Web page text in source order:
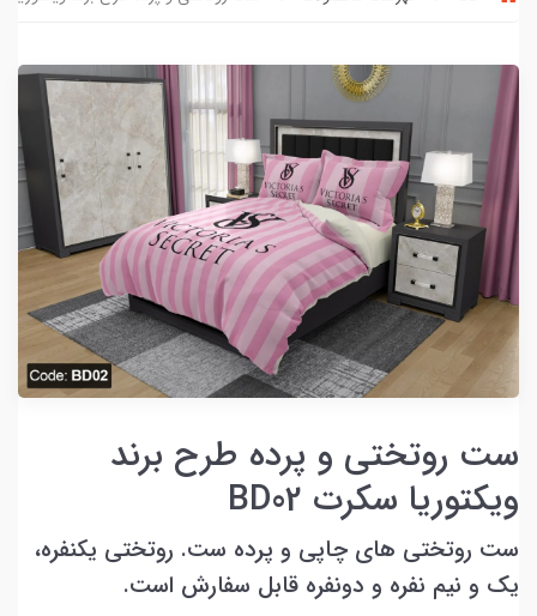
ست روتختی و پرده طرح برند
ویکتوریا سکرت BD02
ست روتختی های چاپی و پرده ست. روتختی یکنفره،
یک و نیم نفره و دونفره قابل سفارش است.